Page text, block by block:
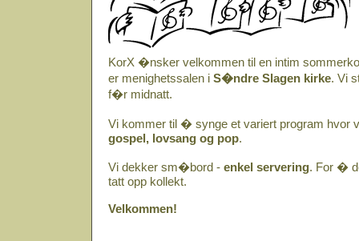
KorX �nsker velkommen til en intim
er menighetssalen i S�ndre Slagen kirke. Vi
f�r midnatt.
Vi kommer til � synge et variert program hvor
gospel, lovsang og pop.
Vi dekker sm�bord - enkel servering. For �
tatt opp kollekt.
Velkommen!